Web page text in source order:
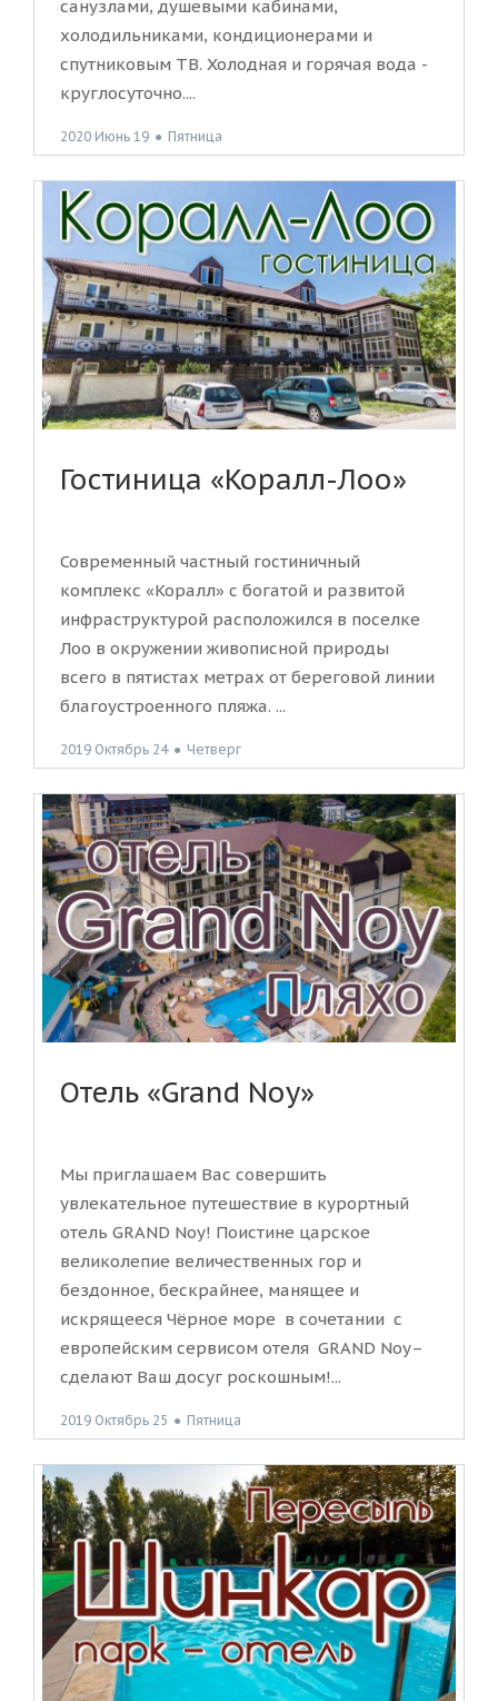
санузлами, душевыми кабинами,
холодильниками, кондиционерами и
спутниковым ТВ. Холодная и горячая вода -
круглосуточно....
2020 Июнь 19 ● Пятница
Гостиница «Коралл-Лоо»
Современный частный гостиничный
комплекс «Коралл» с богатой и развитой
инфраструктурой расположился в поселке
Лоо в окружении живописной природы
всего в пятистах метрах от береговой линии
благоустроенного пляжа. ...
2019 Октябрь 24 ● Четверг
Отель «Grand Noy»
Мы приглашаем Вас совершить
увлекательное путешествие в курортный
отель GRAND Noy! Поистине царское
великолепие величественных гор и
бездонное, бескрайнее, манящее и
искрящееся Чёрное море в сочетании с
европейским сервисом отеля GRAND Noy–
сделают Ваш досуг роскошным!...
2019 Октябрь 25 ● Пятница